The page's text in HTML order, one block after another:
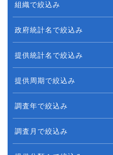
組織で絞込み
政府統計名で絞込み
提供統計名で絞込み
提供周期で絞込み
調査年で絞込み
調査月で絞込み